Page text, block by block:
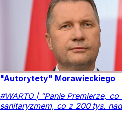
"Autorytety" Morawieckiego
#WARTO | "Panie Premierze,
sanitaryzmem, co z 200 tys.